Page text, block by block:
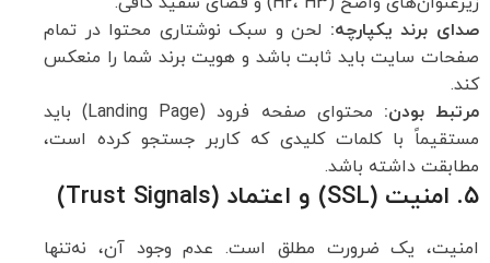
صدای برند یکپارچه: لحن و سبک نوشتاری محتوا در تمام
صفحات سایت باید ثابت باشد و هویت برند شما را منعکس
کند.
مرتبط بودن:
محتوای صفحه فرود (Landing Page) باید
مستقیماً با کلمات کلیدی که کاربر جستجو کرده است،
مطابقت داشته باشد.
۵. امنیت (SSL) و اعتماد (Trust Signals)
امنیت، یک ضرورت مطلق است. عدم وجود آن، نه‌تنها